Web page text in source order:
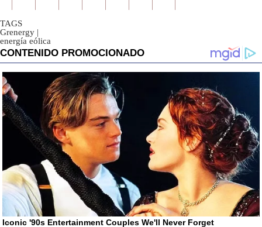
TAGS
Grenergy |
energía eólica